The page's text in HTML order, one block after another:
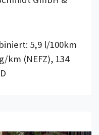
5,9 l/100km
km (NEFZ), 134